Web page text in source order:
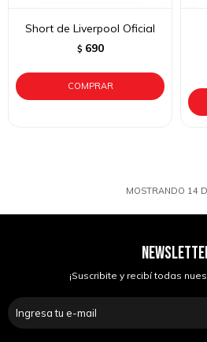
Short de Liverpool Oficial
$ 690
MOSTRANDO 14
¡Suscribite y recibí todas